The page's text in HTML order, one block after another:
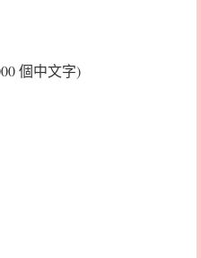
個中文字)